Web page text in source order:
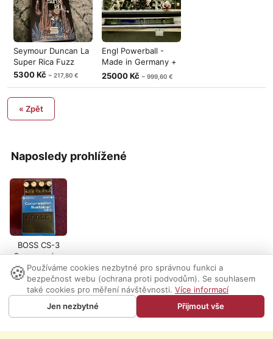
Naposledy prohlížené
BOSS CS-3
Compression
Sustainer
Seymour Duncan La
Super Rica Fuzz
5300 Kč ~ 217,80 €
Engl Powerball -
Made in Germany +
footswich
25000 Kč ~ 999,60 €
« Zpět
Nastavení cookies | Vzhled:světlý tmavý | Kontakt
© 1999-2026 AUDIO PARTNER s.r.o.
🍪 Používáme cookies nezbytné pro správnou funkci a
bezpečnost webu (ochrana proti podvodům). Se souhlasem
také cookies pro měření návštěvnosti. Více informací
Jen nezbytné
Přijmout vše